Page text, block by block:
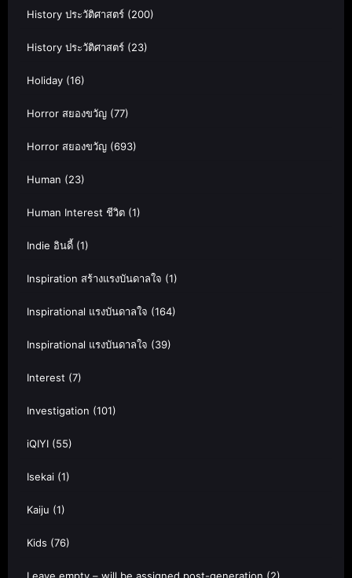
History ประวัติศาสตร์ (200)
History ประวัติศาสตร์ (23)
Holiday (16)
Horror สยองขวัญ (77)
Horror สยองขวัญ (693)
Human (23)
Human Interest ชีวิต (1)
Indie อินดี้ (1)
Inspiration สร้างแรงบันดาลใจ (1)
Inspirational แรงบันดาลใจ (164)
Inspirational แรงบันดาลใจ (39)
Interest (7)
Investigation (101)
iQIYI (55)
Isekai (1)
Kaiju (1)
Kids (76)